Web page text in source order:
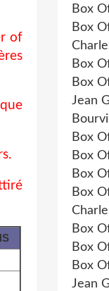
of
Box
Box
Box
Box
Jean
Box
Box
Box
Box
Box
Box
Box
Jean